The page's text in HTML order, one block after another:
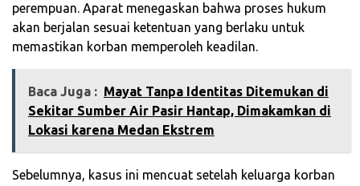
perempuan. Aparat menegaskan bahwa proses hukum
akan berjalan sesuai ketentuan yang berlaku untuk
memastikan korban memperoleh keadilan.
Baca Juga : ‎Mayat Tanpa Identitas Ditemukan di
Sekitar Sumber Air Pasir Hantap, Dimakamkan di
Lokasi karena Medan Ekstrem‎
‎Sebelumnya, kasus ini mencuat setelah keluarga korban